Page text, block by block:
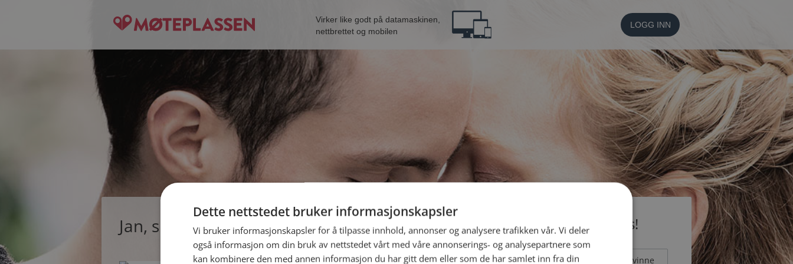
Virker like godt på datamaskinen,
nettbrettet og mobilen
LOGG INN
Jan, single mann fra Færder Bli medlem gratis!
Jeg er en: Mann Kvinne
Dette nettstedet bruker informasjonskapsler
Vi bruker informasjonskapsler for å tilpasse innhold, annonser og analysere trafikken vår. Vi deler
også informasjon om din bruk av nettstedet vårt med våre annonserings- og analysepartnere som
kan kombinere den med annen informasjon du har gitt dem eller som de har samlet inn fra din